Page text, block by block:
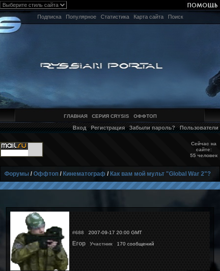
Подписка Популярное Статистика Карта сайта Поиск
ГЛАВНАЯ СЕРИЯ CRYSIS ОФФТОП
Вход Регистрация Забыли пароль? Пользователи
Сейчас на
сайте:
55 человек
Форумы /Оффтоп / Кинематограф / Как вам мой мульт "Global War 2"?
#688 2007-09-17 20:00 GMT
Егор Участник 170 сообщений